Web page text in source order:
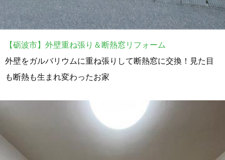
【砺波市】外壁重ね張り＆断熱窓リフォーム
外壁をガルバリウムに重ね張りして断熱窓に交換！見た目
も断熱も生まれ変わったお家